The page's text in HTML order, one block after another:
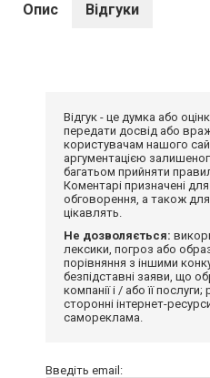
Опис Відгуки
Відгук - це думка або
передати досвід або
користувачам нашого
аргументацією
багатьом прийняти
Коментарі призначені
обговорення, а також
цікавлять.
Не дозволяється:
лексики, погроз або
порівняння з іншими
безпідставні заяви, що
компанії і / або її
сторонні інтернет-
самореклама.
Введіть email: